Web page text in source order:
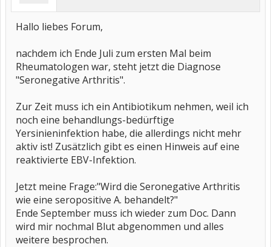
Hallo liebes Forum,
nachdem ich Ende Juli zum ersten Mal beim
Rheumatologen war, steht jetzt die Diagnose
"Seronegative Arthritis".
Zur Zeit muss ich ein Antibiotikum nehmen, weil ich
noch eine behandlungs-bedürftige
Yersinieninfektion habe, die allerdings nicht mehr
aktiv ist! Zusätzlich gibt es einen Hinweis auf eine
reaktivierte EBV-Infektion.
Jetzt meine Frage:"Wird die Seronegative Arthritis
wie eine seropositive A. behandelt?"
Ende September muss ich wieder zum Doc. Dann
wird mir nochmal Blut abgenommen und alles
weitere besprochen.